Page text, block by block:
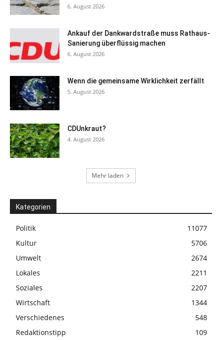
6. August 2026
Ankauf der Dankwardstraße muss Rathaus-
Sanierung überflüssig machen
6. August 2026
Wenn die gemeinsame Wirklichkeit zerfällt
5. August 2026
CDUnkraut?
4. August 2026
Mehr laden
Kategorien
Politik
11077
Kultur
5706
Umwelt
2674
Lokales
2211
Soziales
2207
Wirtschaft
1344
Verschiedenes
548
Redaktionstipp
109